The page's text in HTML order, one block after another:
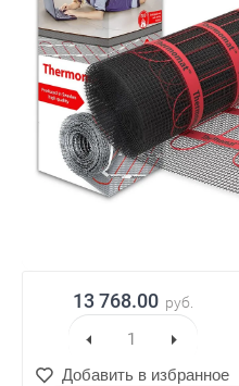
Добавить в избранное
13 768.00 руб.